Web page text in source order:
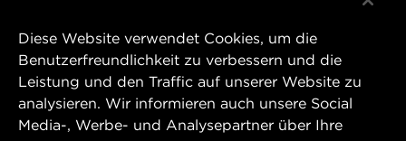
MANN+HUMMEL FT Poland
ul. Wrocławska 145,
63-800 GOSTYŃ, POLAND
Tel. +48 65 572 89 00
Diese Website verwendet Cookies, um die
Benutzerfreundlichkeit zu verbessern und die
Leistung und den Traffic auf unserer Website zu
analysieren. Wir informieren auch unsere Social
Media-, Werbe- und Analysepartner über Ihre